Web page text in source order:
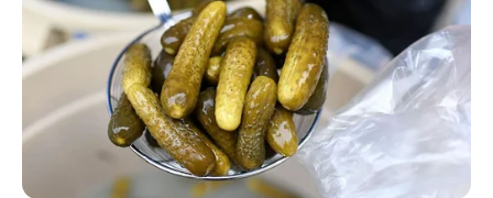
handicap similaire sur ce parcours, le cheval confirme sa
bonne forme du moment. Il a également montré une belle
régularité ces derniers temps, notamment en prenant la
troisième place lors du Quinté+ du 10 septembre sur 3600
mètres. Le terrain collant annoncé à Auteuil devrait jouer
en sa faveur, puisqu’il s’y sent à l’aise. De plus, sa dernière
victoire sur ce tracé, le 20 mars 2022, prouve qu’il sait y